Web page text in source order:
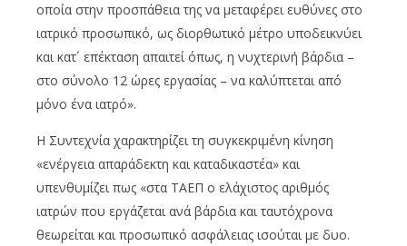
οποία στην προσπάθεια της να μεταφέρει ευθύνες στο
ιατρικό προσωπικό, ως διορθωτικό μέτρο υποδεικνύει
και κατ´ επέκταση απαιτεί όπως, η νυχτερινή βάρδια –
στο σύνολο 12 ώρες εργασίας – να καλύπτεται από
μόνο ένα ιατρό».
Η Συντεχνία χαρακτηρίζει τη συγκεκριμένη κίνηση
«ενέργεια απαράδεκτη και καταδικαστέα» και
υπενθυμίζει πως «στα ΤΑΕΠ ο ελάχιστος αριθμός
ιατρών που εργάζεται ανά βάρδια και ταυτόχρονα
θεωρείται και προσωπικό ασφάλειας ισούται με δυο.